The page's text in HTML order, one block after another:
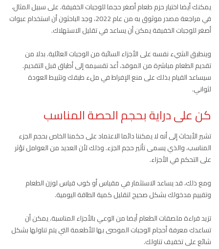
يمكنك أيضا اختيار حزم طعام أصغر حجما للوجبات الخفيفة. على سبيل المثال،
في مراجعة مصدر موثوق به من عام 2022، وجد الباحثون أن استخدام عبوات
أصغر للوجبات الخفيفة يمكن أن يساعد في تقليل الاستهلاك.
وينطبق الشيء نفسه على الأجزاء السائبة من الوجبات العائلية. بدلا من
تقديم الطعام مباشرة من الموقد، أعد تقسيمه إلى أطباق قبل التقديم.
سيساعد القيام بذلك على منع الإفراط في ملء طبقك وتثبيط العودة
لثواني.
كن على دراية بحجم الحصة المناسب
تشير الأبحاث إلى أنه لا يمكننا دائما الاعتماد على حكمنا الخاص بحجم الجزء
المناسب، والذي يسمى تأثير حجم الجزء. وذلك لأن العديد من العوامل تؤثر
على التحكم في الأجزاء.
ومع ذلك، قد يساعد الاستثمار في مقياس أو كوب قياس لوزن الطعام
وتقييم مدخولك بشكل صحيح لتقليل كمية الطاقة اليومية.
تزيد قراءة ملصقات الطعام أيضا من الوعي بالأجزاء المناسبة. يمكن أن
تساعدك معرفة أحجام الوجبات الموصى بها للأطعمة التي يتم تناولها بشكل
شائع على تخفيف تناولك.